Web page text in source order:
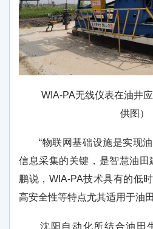
WIA-PA无线仪表在油井
供图）
“物联网基础设施是实现油
信息采集的关键，是智慧油田
鹏说，WIA-PA技术具有的低
高安全性等特点尤其适用于油
沈阳自动化所结合油田